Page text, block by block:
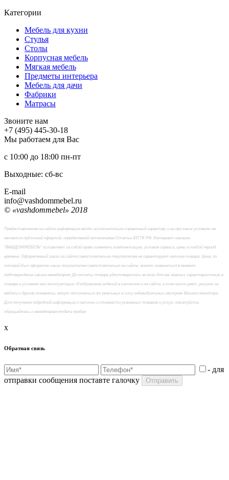
Категории
Мебель для кухни
Стулья
Столы
Корпусная мебель
Мягкая мебель
Предметы интерьера
Мебель для дачи
Фабрики
Матраcы
Звоните нам
+7 (495) 445-30-18
Мы работаем для Вас
с 10:00 до 18:00 пн-пт
Выходные: сб-вc
E-mail
info@vashdommebel.ru
© «vashdommebel» 2018
Предоставленная на сайте информация несёт исключительно справочный характер, и ни при каких условиях не
является публичной офертой, определяемой положениями Статьи 437 ГК РФ. Интернет-магазин
"ВАШДОММЕБЕЛЬ" оставляет за собой право изменять комплектацию, условия сервиса, цены в любой период
времени. Оформленный заказ на сайте самостоятельно покупателем не гарантирует наличия товара. Цена, по
которой был оформлен заказ покупателем самостоятельно на сайте, может измениться в момент
подтверждения заказа менеджером. До оплаты товара удостоверьтесь во всех для вас важных характеристиках в
товаре и условиях его эксплуатации. Изображения изделий в каталоге и на сайте, в том числе цвет, рисунок на
мебели и другие элементы, могут отличаться от реальных в силу индивидуальных настроек Вашего монитора.
Для получения подробной информации о наличии и стоимости указанных товаров и услуг, пожалуйста,
обращайтесь к менеджерам отдела продаж
x
Обратная связь
- для
отправки сообщения поставте галочку